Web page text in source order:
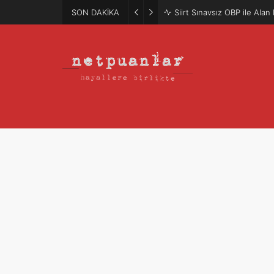
SON DAKİKA Mütercim Atama Puanları